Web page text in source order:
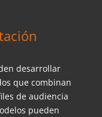
desarrollar
que combinan
de audiencia
pueden